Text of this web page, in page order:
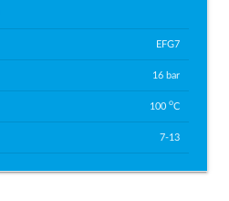
EFG7
16 bar
100oC
7-13